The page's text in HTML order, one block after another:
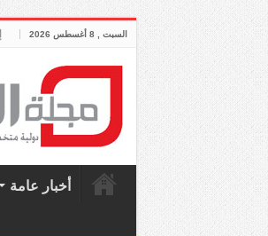
السبت , 8 أغسطس 2026
أخبار عامة